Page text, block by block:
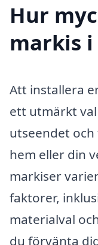
Hur
markis i
Att installera
ett utmärkt
utseendet
hem eller din
markiser
faktorer,
materialval
du förvänta